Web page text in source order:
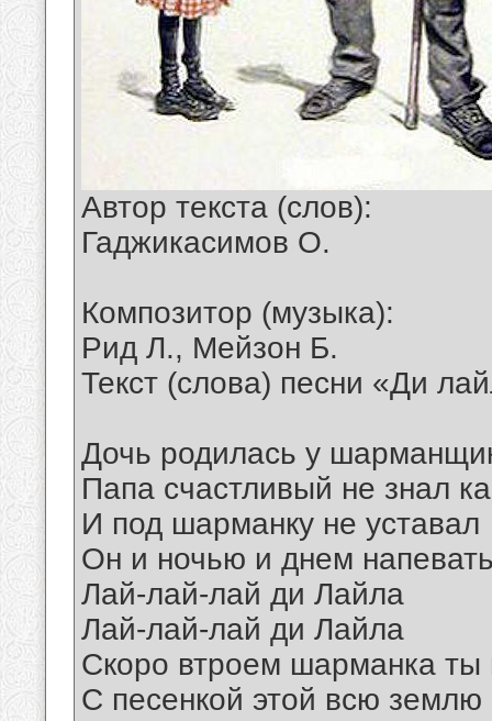
Автор текста (слов):
Гаджикасимов О.
Композитор (музыка):
Рид Л., Мейзон Б.
Текст (слова) песни «Ди
Дочь родилась у
Папа счастливый не знал
И под шарманку не уставал
Он и ночью и днем
Лай-лай-лай ди Лайла
Лай-лай-лай ди Лайла
Скоро втроем шарманка ты
С песенкой этой всю